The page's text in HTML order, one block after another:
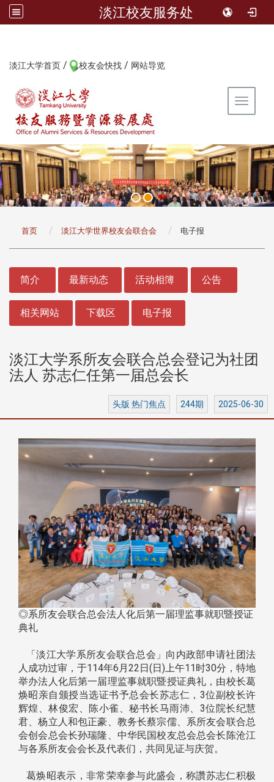
淡江校友服务处
淡江大学首页 / 校友会快找 / 网站导览
Toggle
首页 淡江大学世界校友会联合会 电子报
简介 最新动态 活动相簿 公告
相关网站 下载区 电子报
淡江大学系所友会联合总会登记为社团
法人 苏志仁任第一届总会长
头版 热门焦点 244期 2025-06-30
◎系所友会联合总会法人化后第一届理监事就职暨授证
典礼
「淡江大学系所友会联合总会」向内政部申请社团法
人成功过审，于114年6月22日(日)上午11时30分，特地
举办法人化后第一届理监事就职暨授证典礼，由校长葛
焕昭亲自颁授当选证书予总会长苏志仁，3位副校长许
辉煌、林俊宏、陈小雀、秘书长马雨沛、3位院长纪慧
君、杨立人和包正豪、教务长蔡宗儒、系所友会联合总
会创会总会长孙瑞隆、中华民国校友总会总会长陈沧江
与各系所友会会长及代表们，共同见证与庆贺。
葛焕昭表示，非常荣幸参与此盛会，称讚苏志仁积极